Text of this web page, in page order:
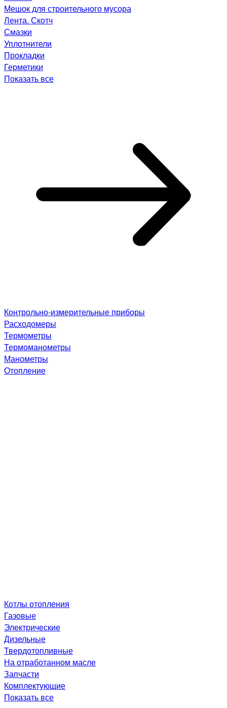
Мешок для строительного мусора
Лента. Скотч
Смазки
Уплотнители
Прокладки
Герметики
Показать все
Контрольно-измерительные приборы
Расходомеры
Термометры
Термоманометры
Манометры
Отопление
Котлы отопления
Газовые
Электрические
Дизельные
Твердотопливные
На отработанном масле
Запчасти
Комплектующие
Показать все